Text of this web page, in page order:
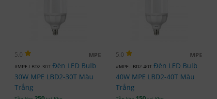
5.0 MPE
#MPE-LBD2-30T Đèn LED Bulb
30W MPE LBD2-30T Màu
Trắng
5.0 MPE
#MPE-LBD2-40T Đèn LED Bulb
40W MPE LBD2-40T Màu
Trắng